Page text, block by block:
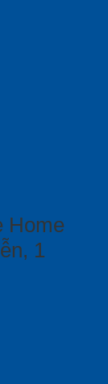
Home
1